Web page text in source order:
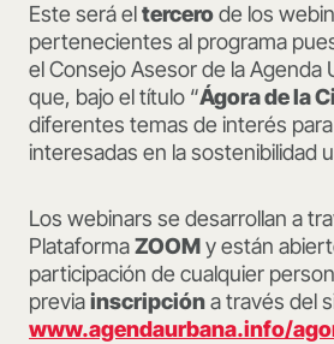
Este será eltercerode los
pertenecientes al programa
el Consejo Asesor de la Agenda
que, bajo el título “Ágora de la
diferentes temas de interés
interesadas en la sostenibilidad
Los webinars se desarrollan a
PlataformaZOOMy están
participación de cualquier
previainscripcióna través del
www.agendaurbana.info/